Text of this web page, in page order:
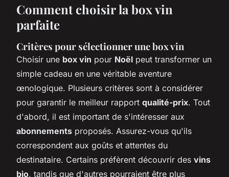
Comment choisir la box vin
parfaite
Critères pour sélectionner une box vin
Choisir une box vin pour Noël peut transformer un
simple cadeau en une véritable aventure
œnologique. Plusieurs critères sont à considérer
pour garantir le meilleur rapport qualité-prix. Tout
d'abord, il est important de s'intéresser aux
abonnements proposés. Assurez-vous qu'ils
correspondent aux goûts et attentes du
destinataire. Certains préfèrent découvrir des vins
bio, tandis que d'autres pourraient être plus